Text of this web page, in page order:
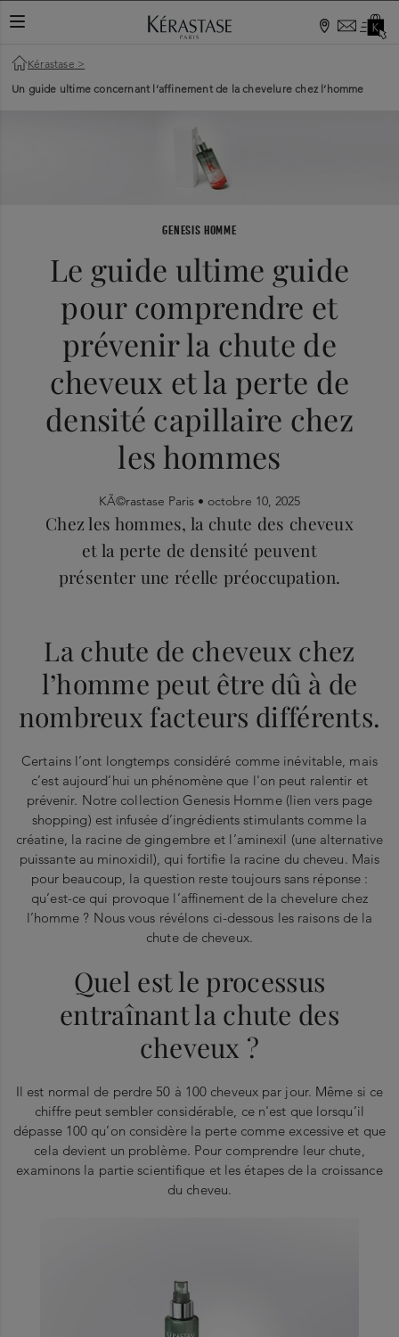
TOGGLE NAVIGATION
Kérastase >
Un guide ultime concernant l’affinement de la chevelure chez l’homme
GENESIS HOMME
Le guide ultime guide
pour comprendre et
prévenir la chute de
cheveux et la perte de
densité capillaire chez
les hommes
KÃ©rastase Paris • octobre 10, 2025
Chez les hommes, la chute des cheveux
et la perte de densité peuvent
présenter une réelle préoccupation.
La chute de cheveux chez
l’homme peut être dû à de
nombreux facteurs différents.
Certains l’ont longtemps considéré comme inévitable, mais
c’est aujourd’hui un phénomène que l'on peut ralentir et
prévenir. Notre collection Genesis Homme (lien vers page
shopping) est infusée d’ingrédients stimulants comme la
créatine, la racine de gingembre et l’aminexil (une alternative
puissante au minoxidil), qui fortifie la racine du cheveu. Mais
pour beaucoup, la question reste toujours sans réponse :
qu’est-ce qui provoque l’affinement de la chevelure chez
l’homme ? Nous vous révélons ci-dessous les raisons de la
chute de cheveux.
Quel est le processus
entraînant la chute des
cheveux ?
Il est normal de perdre 50 à 100 cheveux par jour. Même si ce
chiffre peut sembler considérable, ce n'est que lorsqu’il
dépasse 100 qu’on considère la perte comme excessive et que
cela devient un problème. Pour comprendre leur chute,
examinons la partie scientifique et les étapes de la croissance
du cheveu.